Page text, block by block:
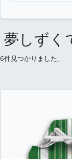
夢しずく
6件見つかりました。